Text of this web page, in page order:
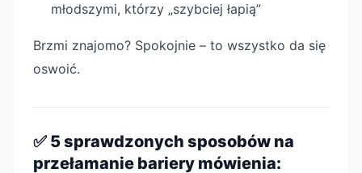
młodszymi, którzy „szybciej łapią”
Brzmi znajomo? Spokojnie – to wszystko da się
oswoić.
✅ 5 sprawdzonych sposobów na
przełamanie bariery mówienia: